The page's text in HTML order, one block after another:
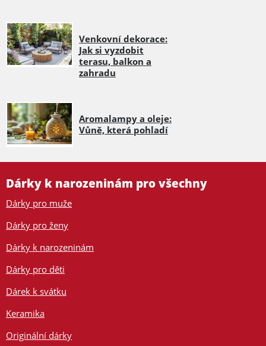
Venkovní dekorace:
Jak si vyzdobit
terasu, balkon a
zahradu
Aromalampy a oleje:
Vůně, která pohladí
Dárky k narozeninám pro všechny
Dárky pro muže
Dárky pro ženy
Dárky k narozeninám
Dárky pro děti
Dárek k svátku
Keramika
Originální dárky